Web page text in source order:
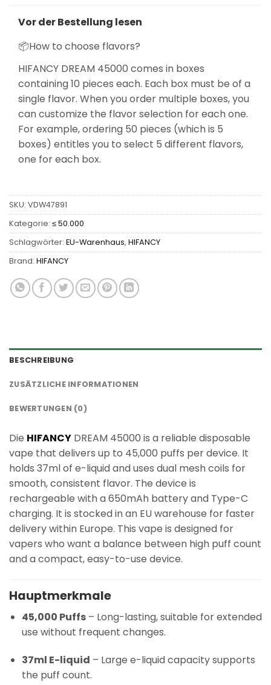
Vor der Bestellung lesen
📦How to choose flavors?
HIFANCY DREAM 45000 comes in boxes
containing 10 pieces each. Each box must be of a
single flavor. When you order multiple boxes, you
can customize the flavor selection for each one.
For example, ordering 50 pieces (which is 5
boxes) entitles you to select 5 different flavors,
one for each box.
SKU: VDW47891
Kategorie: ≤ 50.000
Schlagwörter: EU-Warenhaus, HIFANCY
Brand: HIFANCY
BESCHREIBUNG
ZUSÄTZLICHE INFORMATIONEN
BEWERTUNGEN (0)
Die HIFANCY DREAM 45000 is a reliable disposable
vape that delivers up to 45,000 puffs per device. It
holds 37ml of e-liquid and uses dual mesh coils for
smooth, consistent flavor. The device is
rechargeable with a 650mAh battery and Type-C
charging. It is stocked in an EU warehouse for faster
delivery within Europe. This vape is designed for
vapers who want a balance between high puff count
and a compact, easy-to-use device.
Hauptmerkmale
45,000 Puffs– Long-lasting, suitable for extended
use without frequent changes.
37ml E-liquid – Large e-liquid capacity supports
the puff count.